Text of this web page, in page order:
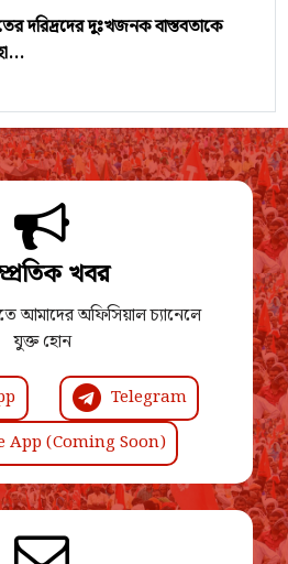
দরিদ্রদের দুঃখজনক বাস্তবতাকে
খবর
আমাদের অফিসিয়াল চ্যানেলে
যুক্ত হোন
Telegram
App (Coming Soon)